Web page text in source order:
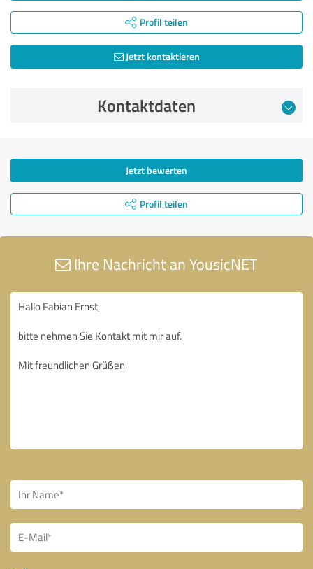
Profil teilen
Jetzt kontaktieren
Kontaktdaten
Jetzt bewerten
Profil teilen
Ihre Nachricht an YousicNET